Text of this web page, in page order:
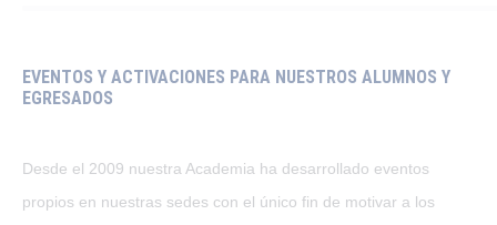
EVENTOS Y ACTIVACIONES PARA NUESTROS ALUMNOS Y
EGRESADOS
Desde el 2009 nuestra Academia ha desarrollado eventos
propios en nuestras sedes con el único fin de motivar a los